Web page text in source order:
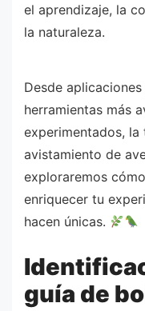
el aprendizaje, la
la naturaleza.
Desde
herramientas más
experimentados,
avistamiento de
exploraremos
enriquecer tu
hacen únicas.
guía de